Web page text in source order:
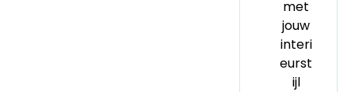
met
jouw
interi
eurst
ijl